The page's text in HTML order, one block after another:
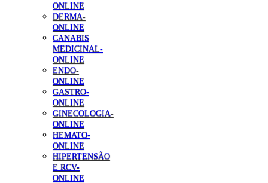
ONLINE
DERMA-
ONLINE
CANABIS
MEDICINAL-
ONLINE
ENDO-
ONLINE
GASTRO-
ONLINE
GINECOLOGIA-
ONLINE
HEMATO-
ONLINE
HIPERTENSÃO
E RCV-
ONLINE